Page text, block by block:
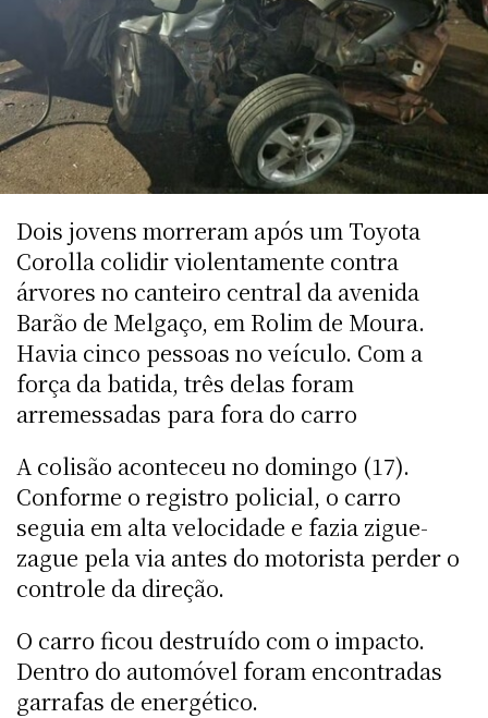
Dois jovens morreram após um Toyota
Corolla colidir violentamente contra
árvores no canteiro central da avenida
Barão de Melgaço, em Rolim de Moura.
Havia cinco pessoas no veículo. Com a
força da batida, três delas foram
arremessadas para fora do carro
A colisão aconteceu no domingo (17).
Conforme o registro policial, o carro
seguia em alta velocidade e fazia zigue-
zague pela via antes do motorista perder o
controle da direção.
O carro ficou destruído com o impacto.
Dentro do automóvel foram encontradas
garrafas de energético.